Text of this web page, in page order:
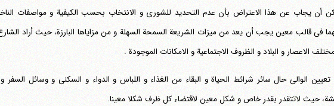
أن یجاب عن هذا الاعتراض بأن عدم التحدید للشوری و الانتخاب بحسب الکیفیة و مواصفات
فی قالب معین یجب أن یعد من میزات الشریعة السمحة السهلة و من مزایاها البارزة، حیث أراد الشارع
الاعصار و البلاد و الظروف الاجتماعیة و الامکانات الموجودة .
الوالی حال سائر شرائط الحیاة و البقاء من الغذاء و اللباس و الدواء و السکنی و وسائل
حیث لاتتقدر بقدر خاص و شکل معین لاقتضاء کل ظرف شکلا معینا.